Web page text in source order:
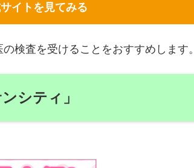
イトを見てみる
検査を受けることをおすすめします。
シティ」